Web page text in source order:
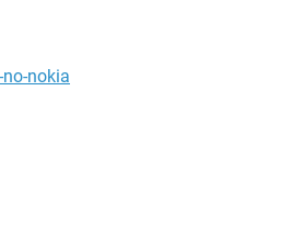
nokia